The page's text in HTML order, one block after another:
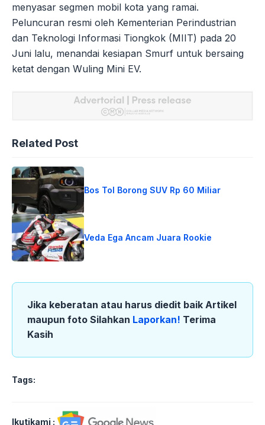
menyasar segmen mobil kota yang ramai.
Peluncuran resmi oleh Kementerian Perindustrian
dan Teknologi Informasi Tiongkok (MIIT) pada 20
Juni lalu, menandai kesiapan Smurf untuk bersaing
ketat dengan Wuling Mini EV.
Related Post
Bos Tol Borong SUV Rp 60 Miliar
Veda Ega Ancam Juara Rookie
Jika keberatan atau harus diedit baik Artikel
maupun foto Silahkan Laporkan! Terima
Kasih
Tags:
Ikutikami :